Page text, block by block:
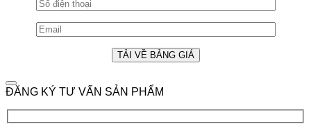
ĐĂNG KÝ TƯ VẤN SẢN PHẨM